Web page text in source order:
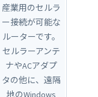
産業用のセルラ
ー接続が可能な
ルーターです。
セルラーアンテ
ナやACアダプ
タの他に、遠隔
地のWindows